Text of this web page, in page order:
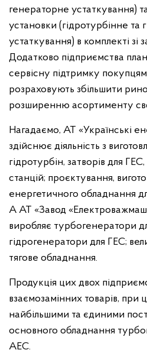
генераторне устаткування)
установки (гідротурбінне та
устаткування) в комплекті
Додатково підприємства
сервісну підтримку покупцям
розраховують збільшити
розширенню асортименту
Нагадаємо, АТ «Українські
здійснює діяльність з
гідротурбін, затворів для
станцій; проєктування,
енергетичного обладнання
А АТ «Завод
виробляє турбогенератори
гідрогенератори для ГЕС;
тягове обладнання.
Продукція цих двох
взаємозамінних товарів, при
найбільшими та єдиними
основного обладнання
АЕС.